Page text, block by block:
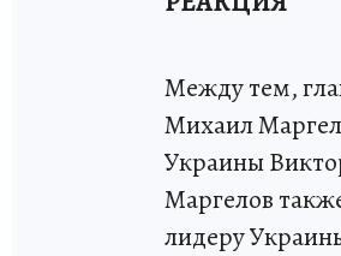
Между тем,
Михаил
Украины
Маргелов
лидеру